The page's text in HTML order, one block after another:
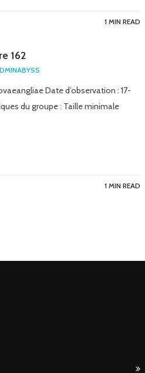
1 MIN READ
162
Date d’observation : 17-
du groupe : Taille minimale
1 MIN READ